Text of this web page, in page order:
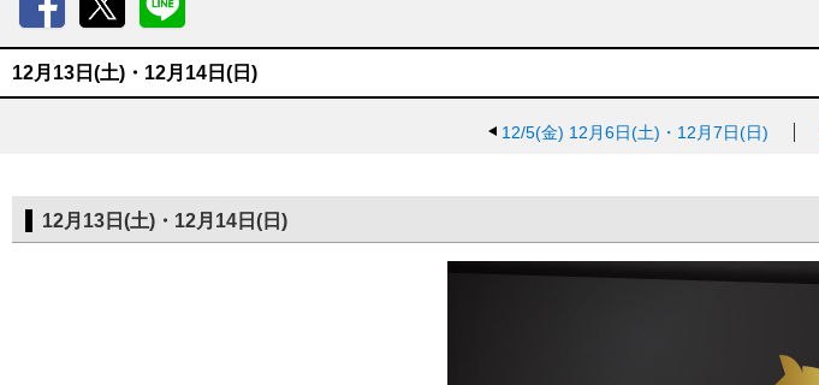
12月13日(土)・12月14日(日)
12/5(金) 12月6日(土)・12月7日(日)
12月13日(土)・12月14日(日)